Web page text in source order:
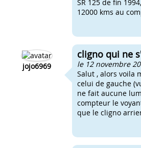
SR 125 de fin
12000 kms au
jojo6969
cligno qui ne
le 12 novembre
Salut , alors voila
celui de gauche
ne fait aucune
compteur le
que le cligno